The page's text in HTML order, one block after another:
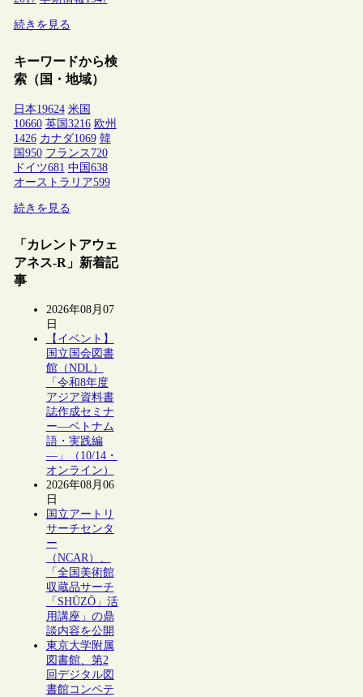
続きを見る
キーワードから検
索（国・地域）
日本19624 米国
10660 英国3216 欧州
1426 カナダ1069 韓
国950 フランス 720
ドイツ681 中国638
オーストラリア599
続きを見る
「カレントアウェ
アネス-R」新着記
事
2026年08月07
日
【イベント】
国立国会図書
館（NDL）
「令和8年度
アジア資料書
誌作成セミナ
ー―ベトナム
語・実践編
―」（10/14・
オンライン）
2026年08月06
日
国立アートリ
サーチセンタ
ー
（NCAR）、
「全国美術館
収蔵品サーチ
「SHŪZŌ」活
用講座」の鼎
談内容を公開
東京大学附属
図書館、第2
回デジタル図
書館コンペテ